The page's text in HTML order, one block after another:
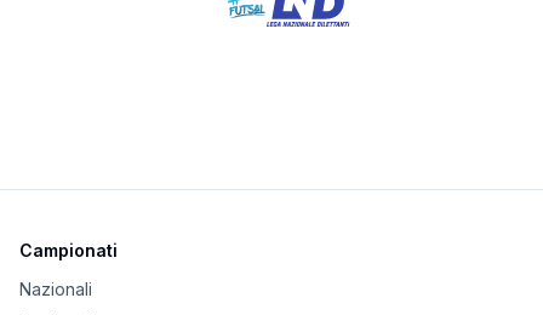
Campionati
Nazionali